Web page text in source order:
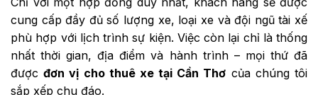
cung cấp đầy đủ số lượng xe, loại xe và đội ngũ tài xế
phù hợp với lịch trình sự kiện. Việc còn lại chỉ là thống
nhất thời gian, địa điểm và hành trình – mọi thứ đã
đượcđơn vị cho thuê xe tại Cần Thơ của chúng tôi
sắp xếp chu đáo.